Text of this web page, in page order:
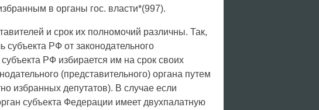
в органы гос. власти*(997).
и срок их полномочий различны. Так,
РФ от законодательного
РФ избирается им на срок своих
(представительного) органа путем
избранных депутатов). В случае если
субъекта Федерации имеет двухпалатную